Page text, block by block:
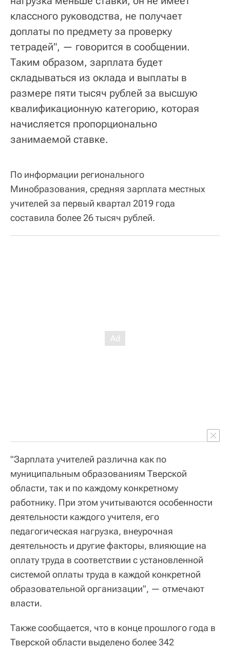
классного руководства, не получает
доплаты по предмету за проверку
тетрадей", — говорится в сообщении.
Таким образом, зарплата будет
складываться из оклада и выплаты в
размере пяти тысяч рублей за высшую
квалификационную категорию, которая
начисляется пропорционально
занимаемой ставке.
По информации регионального
Минобразования, средняя зарплата местных
учителей за первый квартал 2019 года
составила более 26 тысяч рублей.
"Зарплата учителей различна как по
муниципальным образованиям Тверской
области, так и по каждому конкретному
работнику. При этом учитываются особенности
деятельности каждого учителя, его
педагогическая нагрузка, внеурочная
деятельность и другие факторы, влияющие на
оплату труда в соответствии с установленной
системой оплаты труда в каждой конкретной
образовательной организации", — отмечают
власти.
Также сообщается, что в конце прошлого года в
Тверской области выделено более 342